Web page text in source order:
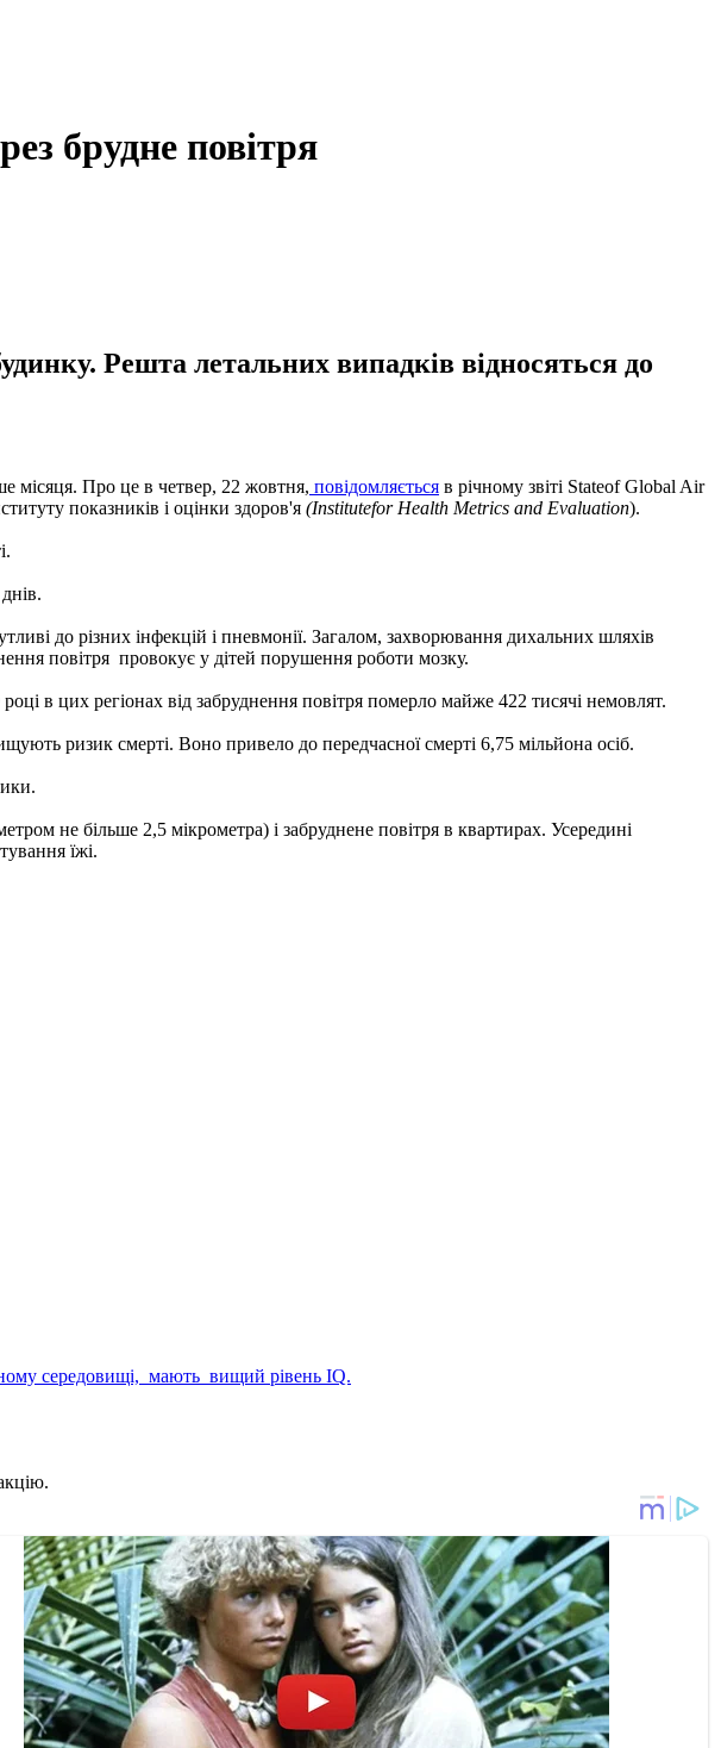
брудне повітря
Решта летальних випадків відносяться до
місяця. Про це в четвер, 22 жовтня, повідомляється в річному звіті Stateof Global Air
показників і оцінки здоров'я (Institutefor Health Metrics and Evaluation).
до різних інфекцій і пневмонії. Загалом, захворювання дихальних шляхів
повітря провокує у дітей порушення роботи мозку.
в цих регіонах від забруднення повітря померло майже 422 тисячі немовлят.
ризик смерті. Воно привело до передчасної смерті 6,75 мільйона осіб.
не більше 2,5 мікрометра) і забруднене повітря в квартирах. Усередині
їжі.
середовищі, мають вищий рівень IQ.